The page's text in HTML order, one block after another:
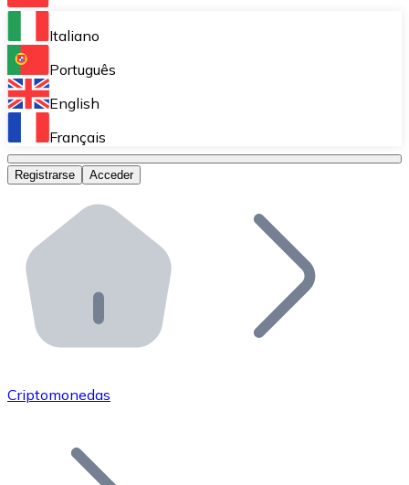
Bitnovo Ramp
Integra nuestra solución en tu plataforma.
Bitnovo Giftcards
Bitnovo OTC
Bitnovo ATM
Integra un ATM Bitnovo en tu negocio y permite que
Bitnovo API
Integra nuestra API en tu ecosistema.
Únete a nuestra red de distribuidores.
Añade tu proyecto a nuestro ecosistema.
Italiano
Português
English
Français
Registrarse Acceder
Criptomonedas